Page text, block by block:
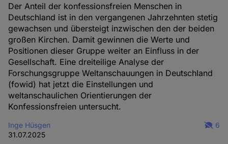
Der Anteil der konfessionsfreien Menschen in
Deutschland ist in den vergangenen Jahrzehnten stetig
gewachsen und übersteigt inzwischen den der beiden
großen Kirchen. Damit gewinnen die Werte und
Positionen dieser Gruppe weiter an Einfluss in der
Gesellschaft. Eine dreiteilige Analyse der
Forschungsgruppe Weltanschauungen in Deutschland
(fowid) hat jetzt die Einstellungen und
weltanschaulichen Orientierungen der
Konfessionsfreien untersucht.
Inge Hüsgen
31.07.2025
6